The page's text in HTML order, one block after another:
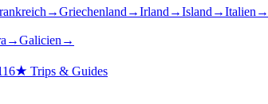
→Griechenland →Irland →Island →Italien →
→Galicien →
★ Trips & Guides